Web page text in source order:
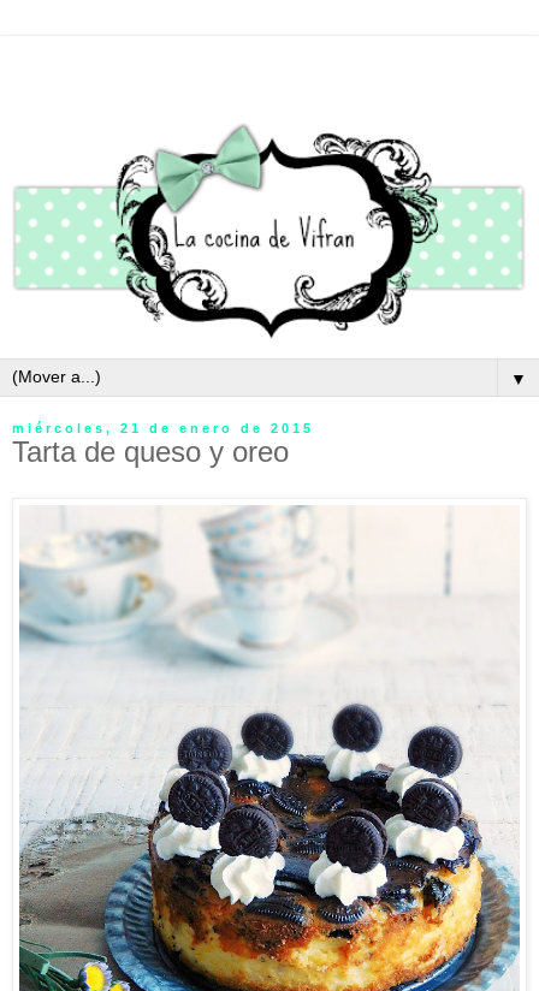
▼
miércoles, 21 de enero de 2015
Tarta de queso y oreo